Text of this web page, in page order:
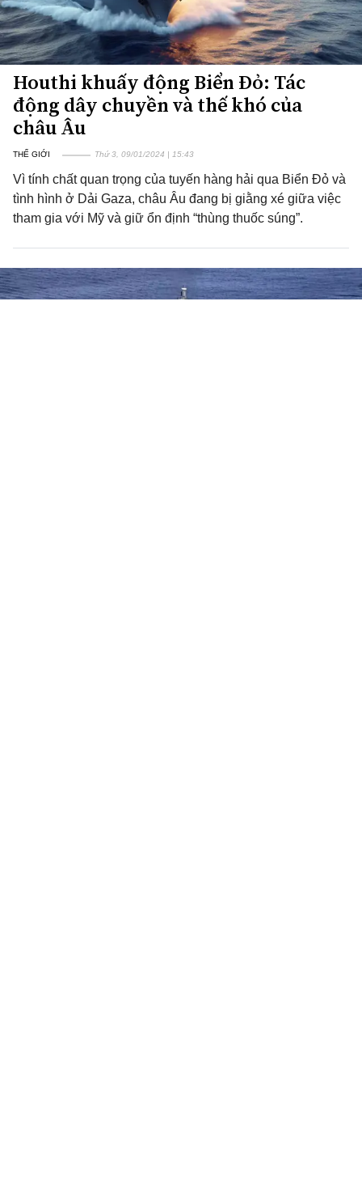
Houthi khuấy động Biển Đỏ: Tác
động dây chuyền và thế khó của
châu Âu
THẾ GIỚI Thứ 3, 09/01/2024 | 15:43
Vì tính chất quan trọng của tuyến hàng hải qua Biển Đỏ và
tình hình ở Dải Gaza, châu Âu đang bị giằng xé giữa việc
tham gia với Mỹ và giữ ổn định “thùng thuốc súng”.